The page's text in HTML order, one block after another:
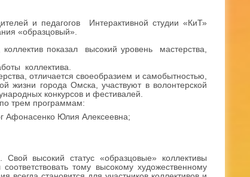
и педагогов Интерактивной студии «КиТ»
«образцовый».
показал высокий уровень мастерства,
коллектива.
отличается своеобразием и самобытностью,
жизни города Омска, участвуют в волонтерской
конкурсов и фестивалей.
по трем программам:
Афонасенко Юлия Алексеевна;
высокий статус «образцовые» коллективы
тому высокому художественному